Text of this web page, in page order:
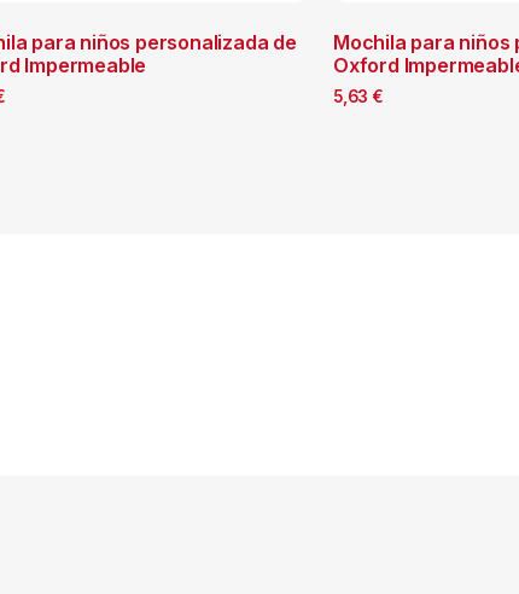
para niños personalizada de
Impermeable
Mochila para niños
Oxford
5,63 €